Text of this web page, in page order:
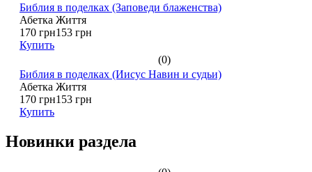
Библия в поделках (Заповеди блаженства)
Абетка Життя
170 грн153 грн
Купить
(0)
Библия в поделках (Иисус Навин и судьи)
Абетка Життя
170 грн153 грн
Купить
Новинки раздела